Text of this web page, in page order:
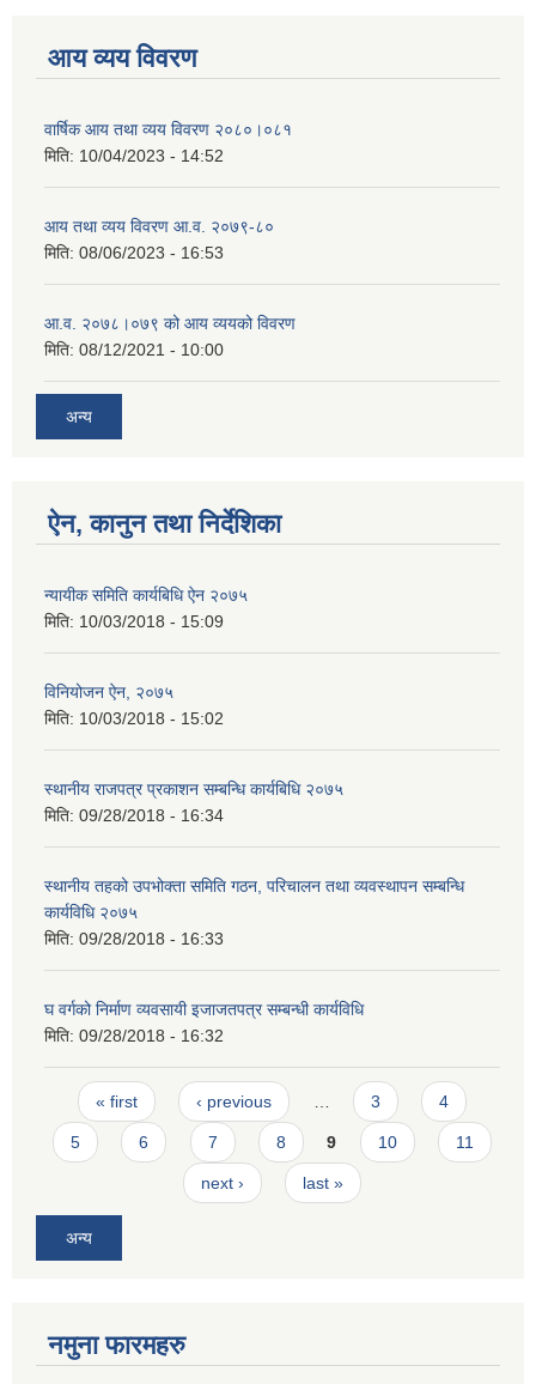
आय व्यय विवरण
वार्षिक आय तथा व्यय विवरण २०८०।०८१
मिति: 10/04/2023 - 14:52
आय तथा व्यय विवरण आ.व. २०७९-८०
मिति: 08/06/2023 - 16:53
आ.व. २०७८।०७९ को आय व्ययको विवरण
मिति: 08/12/2021 - 10:00
अन्य
ऐन, कानुन तथा निर्देशिका
न्यायीक समिति कार्यबिधि ऐन २०७५
मिति: 10/03/2018 - 15:09
विनियोजन ऐन, २०७५
मिति: 10/03/2018 - 15:02
स्थानीय राजपत्र प्रकाशन सम्बन्धि कार्यबिधि २०७५
मिति: 09/28/2018 - 16:34
स्थानीय तहको उपभोक्ता समिति गठन, परिचालन तथा व्यवस्थापन सम्बन्धि
कार्यविधि २०७५
मिति: 09/28/2018 - 16:33
घ वर्गको निर्माण व्यवसायी इजाजतपत्र सम्बन्धी कार्यविधि
मिति: 09/28/2018 - 16:32
Pages
« first ‹ previous 3 4
5 6 7 8 9 10 11
next › last »
अन्य
नमुना फारमहरु